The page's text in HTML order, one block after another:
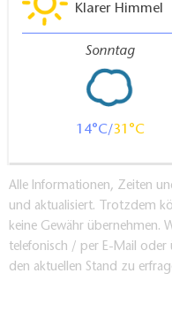
Klarer Himmel
Sonntag
14 31
Alle Informationen, Zeiten
und aktualisiert. Trotzdem
keine Gewähr übernehmen.
telefonisch / per E-Mail oder
den aktuellen Stand zu